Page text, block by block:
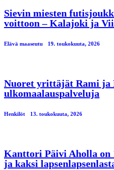
Sievin miesten
voittoon – Kalajoki ja
Elävä maaseutu 19. toukokuuta, 2026
Nuoret yrittäjät Rami ja
ulkomaalauspalveluja
Henkilöt 13. toukokuuta, 2026
Kanttori Päivi Aholla on
ja kaksi